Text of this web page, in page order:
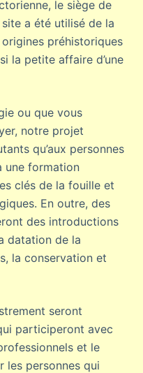
le siège de
a été utilisé de la
origines préhistoriques
la petite affaire d’une
ou que vous
notre projet
qu’aux personnes
une formation
clés de la fouille et
En outre, des
des introductions
datation de la
la conservation et
seront
participeront avec
et le
les personnes qui